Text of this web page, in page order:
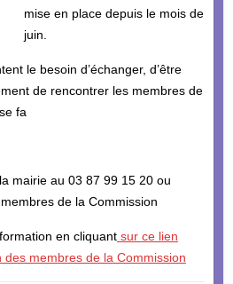
mise en place depuis le mois de
juin.
le besoin d’échanger, d’être
de rencontrer les membres de
fa
mairie au 03 87 99 15 20 ou
de la Commission
en cliquantsur ce lien
membres de la Commission